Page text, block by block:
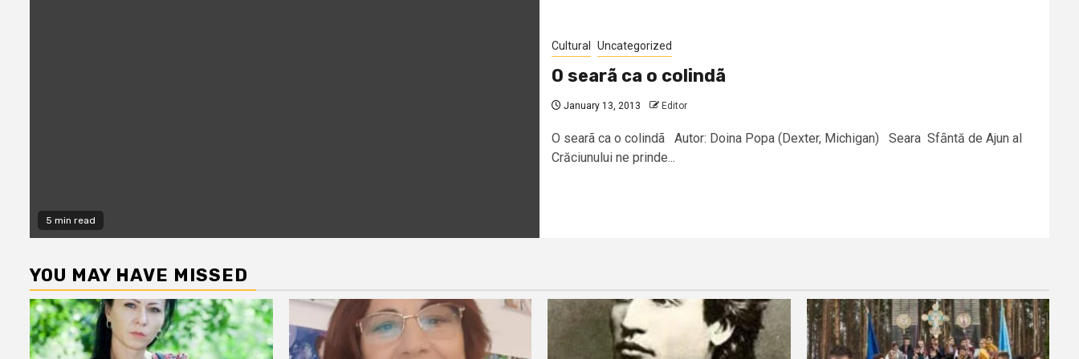
5 min read
Cultural Uncategorized
O searã ca o colindã
January 13, 2013 Editor
O searã ca o colindã Autor: Doina Popa (Dexter, Michigan) Seara Sfȃntă de Ajun al
Crăciunului ne prinde...
YOU MAY HAVE MISSED